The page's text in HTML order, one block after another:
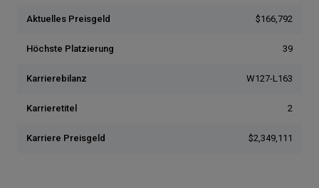
Aktuelles Preisgeld $166,792
Höchste Platzierung 39
Karrierebilanz W127-L163
Karrieretitel 2
Karriere Preisgeld $2,349,111